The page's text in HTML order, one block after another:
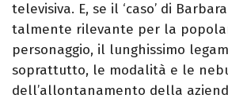
televisiva. E, se il ‘caso’ di Barbara
talmente rilevante per la
personaggio, il lunghissimo
soprattutto, le modalità e le
dell’allontanamento della